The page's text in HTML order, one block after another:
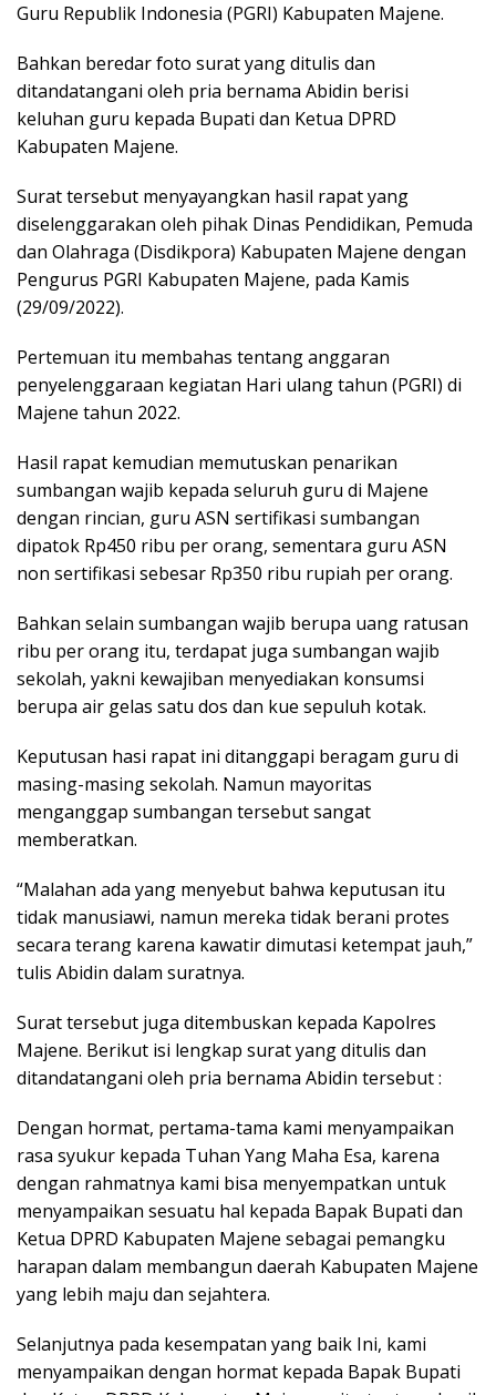
Guru Republik Indonesia (PGRI) Kabupaten Majene.
Bahkan beredar foto surat yang ditulis dan
ditandatangani oleh pria bernama Abidin berisi
keluhan guru kepada Bupati dan Ketua DPRD
Kabupaten Majene.
Surat tersebut menyayangkan hasil rapat yang
diselenggarakan oleh pihak Dinas Pendidikan, Pemuda
dan Olahraga (Disdikpora) Kabupaten Majene dengan
Pengurus PGRI Kabupaten Majene, pada Kamis
(29/09/2022).
Pertemuan itu membahas tentang anggaran
penyelenggaraan kegiatan Hari ulang tahun (PGRI) di
Majene tahun 2022.
Hasil rapat kemudian memutuskan penarikan
sumbangan wajib kepada seluruh guru di Majene
dengan rincian, guru ASN sertifikasi sumbangan
dipatok Rp450 ribu per orang, sementara guru ASN
non sertifikasi sebesar Rp350 ribu rupiah per orang.
Bahkan selain sumbangan wajib berupa uang ratusan
ribu per orang itu, terdapat juga sumbangan wajib
sekolah, yakni kewajiban menyediakan konsumsi
berupa air gelas satu dos dan kue sepuluh kotak.
Keputusan hasi rapat ini ditanggapi beragam guru di
masing-masing sekolah. Namun mayoritas
menganggap sumbangan tersebut sangat
memberatkan.
“Malahan ada yang menyebut bahwa keputusan itu
tidak manusiawi, namun mereka tidak berani protes
secara terang karena kawatir dimutasi ketempat jauh,”
tulis Abidin dalam suratnya.
Surat tersebut juga ditembuskan kepada Kapolres
Majene. Berikut isi lengkap surat yang ditulis dan
ditandatangani oleh pria bernama Abidin tersebut :
Dengan hormat, pertama-tama kami menyampaikan
rasa syukur kepada Tuhan Yang Maha Esa, karena
dengan rahmatnya kami bisa menyempatkan untuk
menyampaikan sesuatu hal kepada Bapak Bupati dan
Ketua DPRD Kabupaten Majene sebagai pemangku
harapan dalam membangun daerah Kabupaten Majene
yang lebih maju dan sejahtera.
Selanjutnya pada kesempatan yang baik Ini, kami
menyampaikan dengan hormat kepada Bapak Bupati